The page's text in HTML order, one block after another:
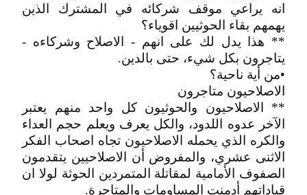
انه يراعي موقف شركائه في المشترك الذين
يهمهم بقاء الحوثيين اقوياء؟
** هذا يدل لك على انهم - الاصلاح وشركاءه -
يتاجرون بكل شيء، حتى بالدين.
•من أية ناحية؟
الاصلاحيون متاجرون
** الاصلاحيون والحوثيون كل واحد منهم يعتبر
الآخر عدوه اللدود، والكل يعرف ويعلم حجم العداء
والكره الذي يحمله الاصلاحيون تجاه اصحاب الفكر
الاثنى عشري، والمفروض أن الاصلاحيين يتقدمون
الصفوف الأمامية لمقاتلة المتمردين الحوثة لولا ان
قياداتهم أدمنت المساومات والمتاجرة.